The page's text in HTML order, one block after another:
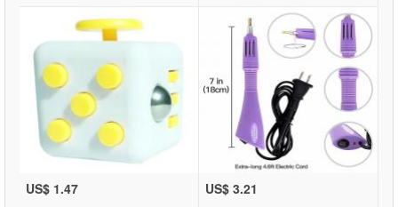
US$ 1.47 US$ 3.21